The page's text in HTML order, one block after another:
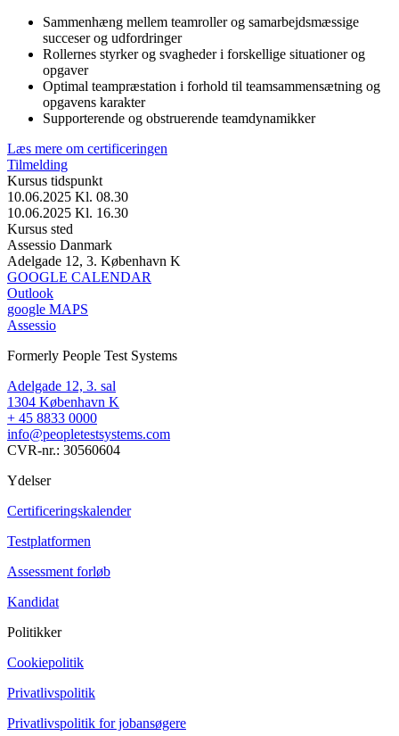
Sammenhæng mellem teamroller og samarbejdsmæssige
succeser og udfordringer
Rollernes styrker og svagheder i forskellige situationer og
opgaver
Optimal teampræstation i forhold til teamsammensætning og
opgavens karakter
Supporterende og obstruerende teamdynamikker
Læs mere om certificeringen
Tilmelding
Kursus tidspunkt
10.06.2025 Kl. 08.30
10.06.2025 Kl. 16.30
Kursus sted
Assessio Danmark
Adelgade 12, 3. København K
GOOGLE CALENDAR
Outlook
google MAPS
Assessio
Formerly People Test Systems
Adelgade 12, 3. sal
1304 København K
+ 45 8833 0000
info@peopletestsystems.com
CVR-nr.: 30560604
Ydelser
Certificeringskalender
Testplatformen
Assessment forløb
Kandidat
Politikker
Cookiepolitik
Privatlivspolitik
Privatlivspolitik for jobansøgere